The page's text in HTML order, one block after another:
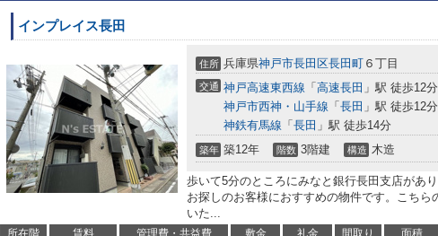
インプレイス長田
住所 兵庫県神戸市長田区長田町 ６丁目
交通 神戸高速東西線 「 高速長田 」駅 徒歩12分
神戸市西神・山手線 「 長田 」駅 徒歩12分
神鉄有馬線 「 長田 」駅 徒歩14分
築年 築12年 階数 3階建 構造 木造
歩いて5分のところにみなと銀行長田支店があ
お探しのお客様におすすめの物件です。こちら
いた...
所在階 賃料 管理費・共益費 敷金 礼金 間取り 面積